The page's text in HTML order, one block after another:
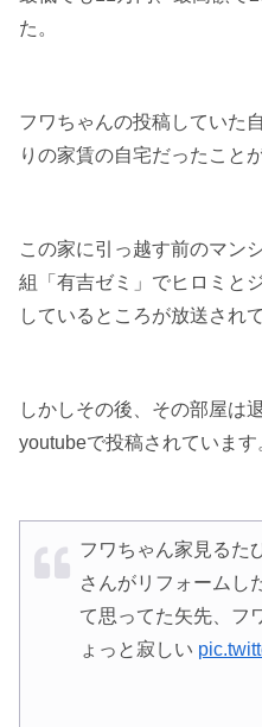
た。
フワちゃんの投稿していた
りの家賃の自宅だったこと
この家に引っ越す前のマン
組「有吉ゼミ」でヒロミと
しているところが放送され
しかしその後、その部屋は
youtubeで投稿されています
フワちゃん家見るた
さんがリフォームし
て思ってた矢先、フ
ょっと寂しい